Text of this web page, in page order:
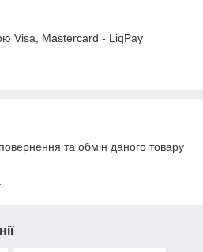
Visa, Mastercard - LiqPay
та обмін даного товару